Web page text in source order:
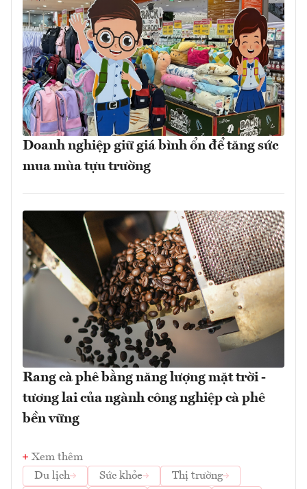
Doanh nghiệp giữ giá bình ổn để tăng sức
mua mùa tựu trường
Rang cà phê bằng năng lượng mặt trời -
tương lai của ngành công nghiệp cà phê
bền vững
Xem thêm
Du lịch
Sức khỏe
Thị trường